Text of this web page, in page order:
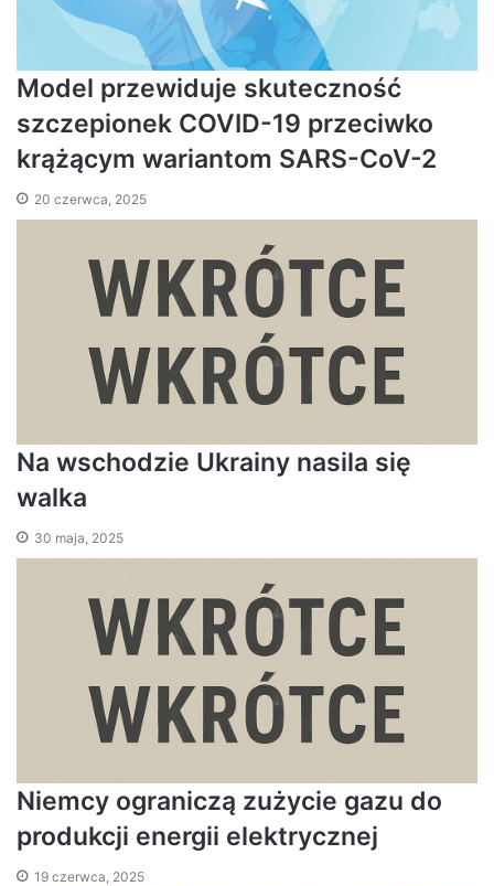
Model przewiduje skuteczność
szczepionek COVID-19 przeciwko
krążącym wariantom SARS-CoV-2
20 czerwca, 2025
Na wschodzie Ukrainy nasila się
walka
30 maja, 2025
Niemcy ograniczą zużycie gazu do
produkcji energii elektrycznej
19 czerwca, 2025